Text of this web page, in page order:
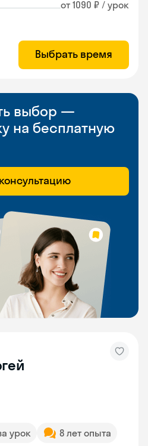
от 1090 ₽ / урок
Выбрать время
выбор —
на бесплатную
урок 8 лет опыта